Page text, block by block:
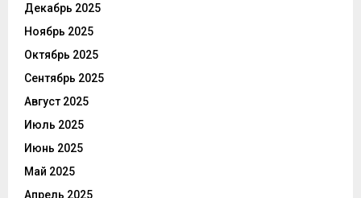
Декабрь 2025
Ноябрь 2025
Октябрь 2025
Сентябрь 2025
Август 2025
Июль 2025
Июнь 2025
Май 2025
Апрель 2025